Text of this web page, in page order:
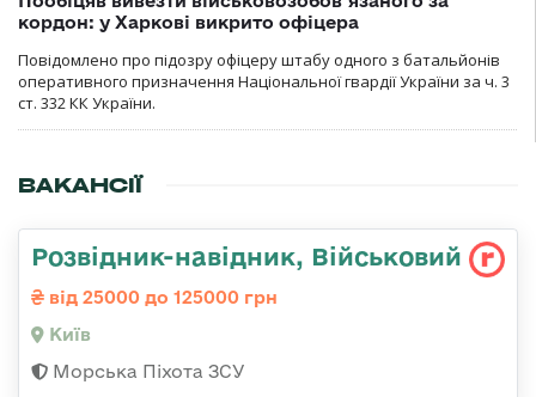
кордон: у Харкові викрито офіцера
Повідомлено про підозру офіцеру штабу одного з батальйонів
оперативного призначення Національної гвардії України за ч. 3
ст. 332 КК України.
ВАКАНСІЇ
Розвідник-навідник, Військовий
від 25000 до 125000 грн
Київ
Морська Піхота ЗСУ